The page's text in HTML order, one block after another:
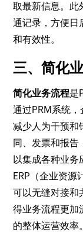
取最新信息。此
通记录，方便日
和有效性。
三、简化
简化业务流程是
通过PRM系统
减少人为干预和
同、发票和报告
以集成各种业务
ERP（企业资源
可以无缝对接和
得业务流程更加
的整体运营效率。